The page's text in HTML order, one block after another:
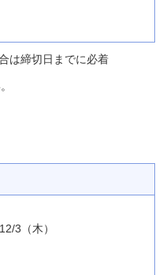
は締切日までに必着
3（木）